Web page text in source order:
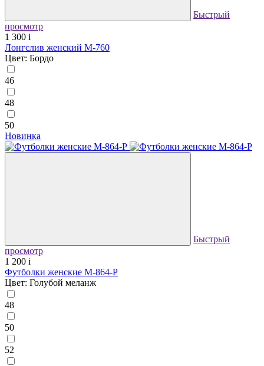
Быстрый
просмотр
1 300 i
Лонгслив женский М-760
Цвет: Бордо
46
48
50
Новинка
Быстрый
просмотр
1 200 i
Футболки женские М-864-Р
Цвет: Голубой меланж
48
50
52